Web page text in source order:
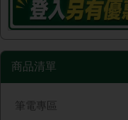
商品清單
筆電專區